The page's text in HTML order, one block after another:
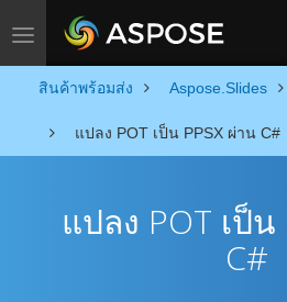
Toggle navigation
สินค้าพร้อมส่ง Aspose.Slides
แปลง POT เป็น PPSX ผ่าน C#
แปลง POT เป็น
C#